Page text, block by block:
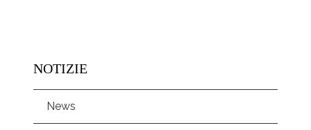
NOTIZIE
News